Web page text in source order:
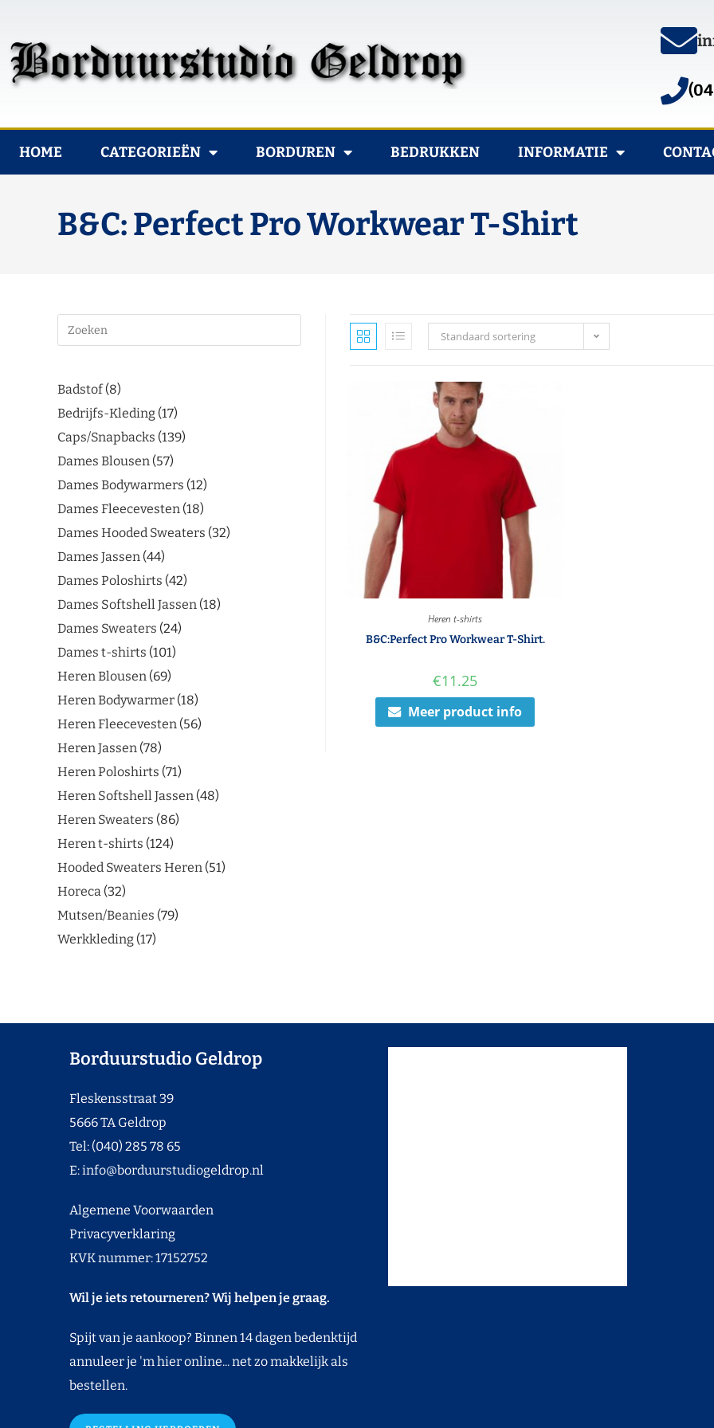
HOME CATEGORIEËN BORDUREN BEDRUKKEN INFORMATIE
B&C: Perfect Pro Workwear T-Shirt
Standaard sortering
Heren t-shirts
B&C:Perfect Pro Workwear T-Shirt.
€11.25
Meer product info
Badstof 8
Bedrijfs-Kleding 17
Caps/Snapbacks 139
Dames Blousen 57
Dames Bodywarmers 12
Dames Fleecevesten 18
Dames Hooded Sweaters 32
Dames Jassen 44
Dames Poloshirts 42
Dames Softshell Jassen 18
Dames Sweaters 24
Dames t-shirts 101
Heren Blousen 69
Heren Bodywarmer 18
Heren Fleecevesten 56
Heren Jassen 78
Heren Poloshirts 71
Heren Softshell Jassen 48
Heren Sweaters 86
Heren t-shirts 124
Hooded Sweaters Heren 51
Horeca 32
Mutsen/Beanies 79
Werkkleding 17
Borduurstudio Geldrop
Fleskensstraat 39
5666 TA Geldrop
Tel: (040) 285 78 65
E:info@borduurstudiogeldrop.nl
Algemene Voorwaarden
Privacyverklaring
KVK nummer: 17152752
Wil je iets retourneren? Wij helpen je graag.
Spijt van je aankoop? Binnen 14 dagen bedenktijd
annuleer je 'm hier online... net zo makkelijk als
bestellen.